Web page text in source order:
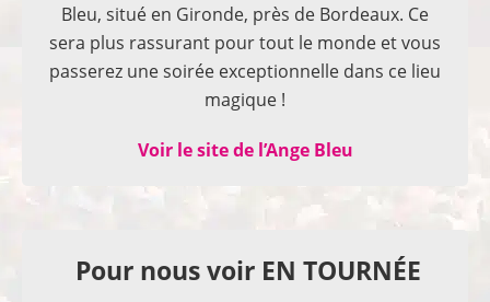
Bleu, situé en Gironde, près de Bordeaux. Ce
sera plus rassurant pour tout le monde et vous
passerez une soirée exceptionnelle dans ce lieu
magique !
Voir le site de l’Ange Bleu
Pour nous voir EN TOURNÉE